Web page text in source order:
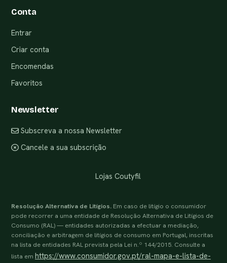
Conta
Entrar
Criar conta
Encomendas
Favoritos
Newsletter
Subscreva a nossa Newsletter
Cancele a sua subscrição
Lojas Coutyfil
Resolução Alternativa de Litígios. Em caso de litígio o consumidor
pode recorrer a uma entidade de Resolução Alternativa de Litígios de
Consumo (RAL) — entidades autorizadas a efectuar a mediação,
conciliação e arbitragem de litígios de consumo em Portugal, inscritas
na lista de entidades RAL prevista pela Lei n.º 144/2015. Consulte a
lista em https://www.consumidor.gov.pt/ral-mapa-e-lista-de-